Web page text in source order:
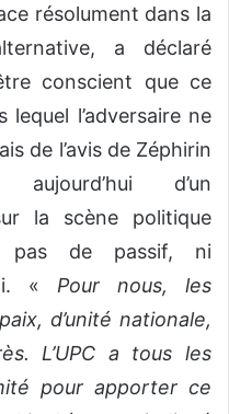
résolument dans la
a déclaré
conscient que ce
l’adversaire ne
de l’avis de Zéphirin
d’un
la scène politique
pas de passif, ni
« Pour nous, les
d’unité nationale,
L’UPC a tous les
pour apporter ce